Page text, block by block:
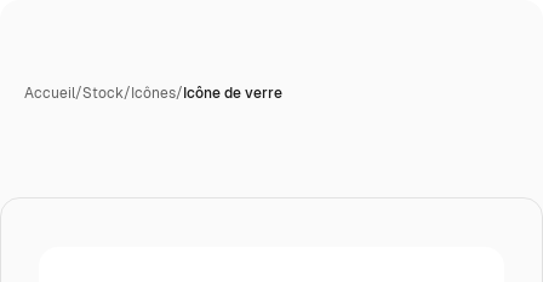
Accueil/Stock/Icônes/Icône de verre